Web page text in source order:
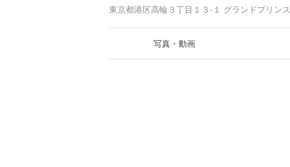
東京都港区高輪３丁目１３-１ グランドプリン
写真・動画